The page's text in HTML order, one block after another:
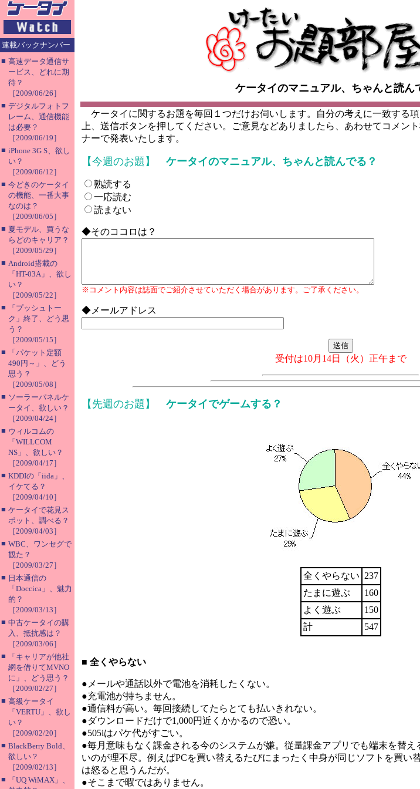
連載バックナンバー
■ 高速データ通信サ
ービス、どれに期
待？
［2009/06/26］
■ デジタルフォトフ
レーム、通信機能
は必要？
［2009/06/19］
■ iPhone 3G S、欲し
い？
［2009/06/12］
■ 今どきのケータイ
の機能、一番大事
なのは？
［2009/06/05］
■ 夏モデル、買うな
らどのキャリア？
［2009/05/29］
■ Android搭載の
「HT-03A」、欲し
い？
［2009/05/22］
■
「プッシュトー
ク」終了、どう思
う？
［2009/05/15］
■
「パケット定額
490円～」、どう
思う？
［2009/05/08］
■ ソーラーパネルケ
ータイ、欲しい？
［2009/04/24］
■ ウィルコムの
「WILLCOM
NS」、欲しい？
［2009/04/17］
■ KDDIの「iida」、
イケてる？
［2009/04/10］
■ ケータイで花見ス
ポット、調べる？
［2009/04/03］
■ WBC、ワンセグで
観た？
［2009/03/27］
■ 日本通信の
「Doccica」、魅力
的？
［2009/03/13］
■ 中古ケータイの購
入、抵抗感は？
［2009/03/06］
■
「キャリアが他社
網を借りてMVNO
に」、どう思う？
［2009/02/27］
■ 高級ケータイ
「VERTU」、欲し
い？
［2009/02/20］
■ BlackBerry Bold、
欲しい？
［2009/02/13］
■
「UQ WiMAX」、
ケータイのマニュアル、ちゃんと読ん
ケータイに関するお題を毎回１つだけお伺いします。自分の考えに一致する
上、送信ボタンを押してください。ご意見などありましたら、あわせてコメン
ナーで発表いたします。
【今週のお題】 ケータイのマニュアル、ちゃんと読んでる？
熟読する
一応読む
読まない
◆そのココロは？
※コメント内容は誌面でご紹介させていただく場合があります。ご了承ください。
◆メールアドレス
受付は10月14日（火）正午まで
【先週のお題】 ケータイでゲームする？
全くやらない 237
たまに遊ぶ
160
よく遊ぶ
150
計
547
■ 全くやらない
●メールや通話以外で電池を消耗したくない。
●充電池が持ちません。
●通信料が高い。毎回接続してたらとても払いきれない。
●ダウンロードだけで1,000円近くかかるので恐い。
●505iはパケ代がすごい。
●毎月意味もなく課金される今のシステムが嫌。従量課金アプリでも端末を替
いのが理不尽。例えばPCを買い替えるたびにまったく中身が同じソフトを買い
は怒ると思うんだが。
●そこまで暇ではありません。